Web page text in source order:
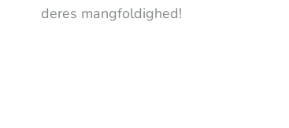
deres mangfoldighed!